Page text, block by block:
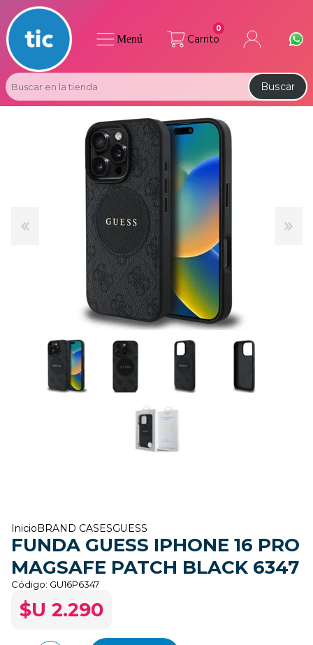
Carrito
0
Buscar
Menú
Inicio BRAND CASESGUESS
FUNDA GUESS IPHONE 16 PRO
MAGSAFE PATCH BLACK 6347
Código: GU16P6347
$U 2.290